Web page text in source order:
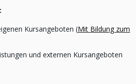
Kursangeboten (Mit Bildung zum
und externen Kursangeboten